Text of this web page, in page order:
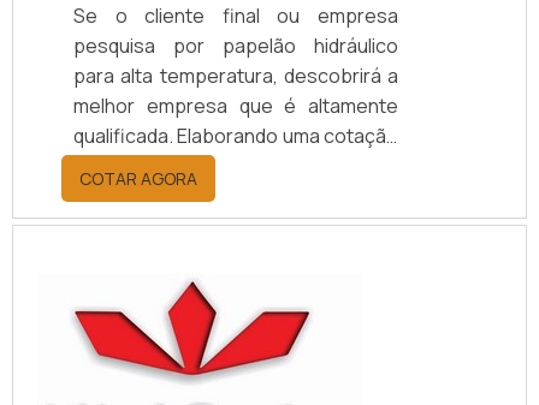
Se o cliente final ou empresa
pesquisa por papelão hidráulico
para alta temperatura, descobrirá a
melhor empresa que é altamente
qualificada. Elaborando uma cotação
por meio da plataforma e
descobrindo a melhor referência do
mercado.MAIS INFORMAÇÕES
HIDRÁULICO PARA ALTA
TEMPERATURASe alguém pesquisar
papelão hidráulico para alta
temperatura encontra na internet a
COTAR AGORA